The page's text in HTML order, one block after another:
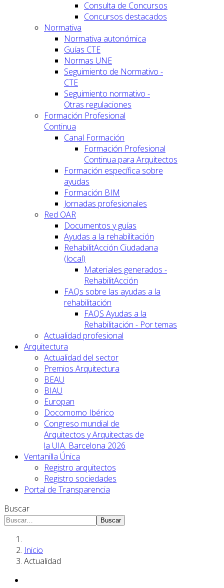
Consulta de Concursos
Concursos destacados
Normativa
Normativa autonómica
Guías CTE
Normas UNE
Seguimiento de Normativo -
CTE
Seguimiento normativo -
Otras regulaciones
Formación Profesional
Continua
Canal Formación
Formación Profesional
Continua para Arquitectos
Formación específica sobre
ayudas
Formación BIM
Jornadas profesionales
Red OAR
Documentos y guías
Ayudas a la rehabilitación
RehabilitAcción Ciudadana
(local)
Materiales generados -
RehabilitAcción
FAQs sobre las ayudas a la
rehabilitación
FAQS Ayudas a la
Rehabilitación - Por temas
Actualidad profesional
Arquitectura
Actualidad del sector
Premios Arquitectura
BEAU
BIAU
Europan
Docomomo Ibérico
Congreso mundial de
Arquitectos y Arquitectas de
la UIA. Barcelona 2026
Ventanilla Única
Registro arquitectos
Registro sociedades
Portal de Transparencia
Buscar
Buscar
Inicio
Actualidad